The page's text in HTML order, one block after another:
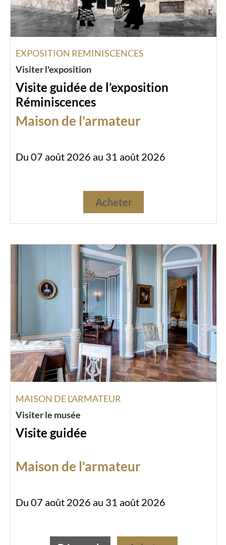
EXPOSITION REMINISCENCES
Visiter l'exposition
Visite guidée de l’exposition
Réminiscences
Maison de l'armateur
Du 07 août 2026 au 31 août 2026
Acheter
MAISON DE L'ARMATEUR
Visiter le musée
Visite guidée
Maison de l'armateur
Du 07 août 2026 au 31 août 2026